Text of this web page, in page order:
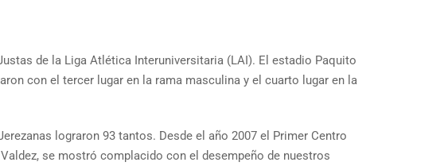
de la Liga Atlética Interuniversitaria (LAI). El estadio Paquito
con el tercer lugar en la rama masculina y el cuarto lugar en la
lograron 93 tantos. Desde el año 2007 el Primer Centro
se mostró complacido con el desempeño de nuestros